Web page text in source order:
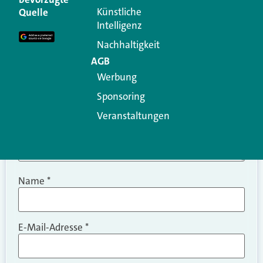
Erforderliche Felder sind mit
Kommentar
Name *
E-Mail-Adresse *
Quelle
Künstliche
Intelligenz
Nachhaltigkeit
AGB
Werbung
Sponsoring
Veranstaltungen